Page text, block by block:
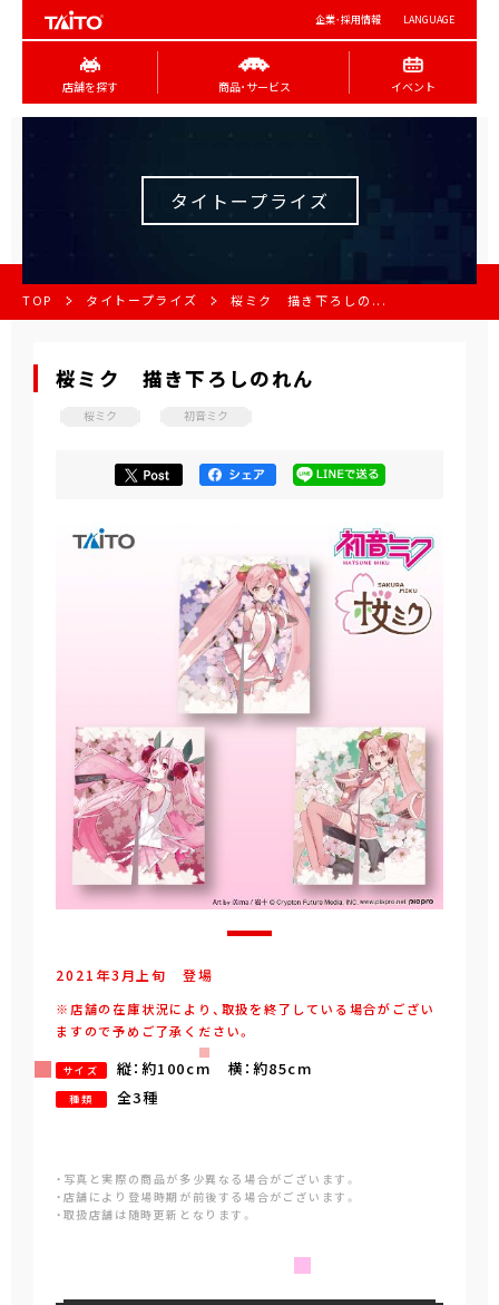
企業･採用情報 LANGUAGE
店舗を探す 商品･サービス イベント
タイトープライズ
TOP タイトープライズ 桜ミク 描き下ろしの...
桜ミク 描き下ろしのれん
桜ミク 初音ミク
2021年3 月 上旬 登場
※店舗の在庫状況により、取扱を終了している場合がござい
ますので予めご了承ください。
サイズ 縦：約100cm 横：約85cm
種類 全3種
・写真と実際の商品が多少異なる場合がございます。
・店舗により登場時期が前後する場合がございます。
・取扱店舗は随時更新となります。